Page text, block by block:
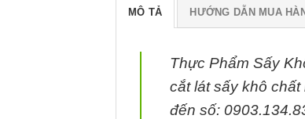
MÔ TẢ HƯỚNG DẪN MUA
Thực Phẩm Sấy
cắt lát sấy khô
đến số: